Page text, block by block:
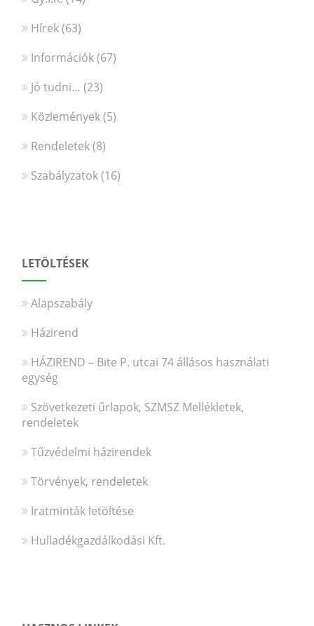
Hírek(63)
Információk(67)
Jó tudni… (23)
Közlemények(5)
Rendeletek(8)
Szabályzatok(16)
LETÖLTÉSEK
Alapszabály
Házirend
HÁZIREND – Bite P. utcai 74 állásos használati
egység
Szövetkezeti űrlapok, SZMSZ Mellékletek,
rendeletek
Tűzvédelmi házirendek
Törvények, rendeletek
Iratminták letöltése
Hulladékgazdálkodási Kft.